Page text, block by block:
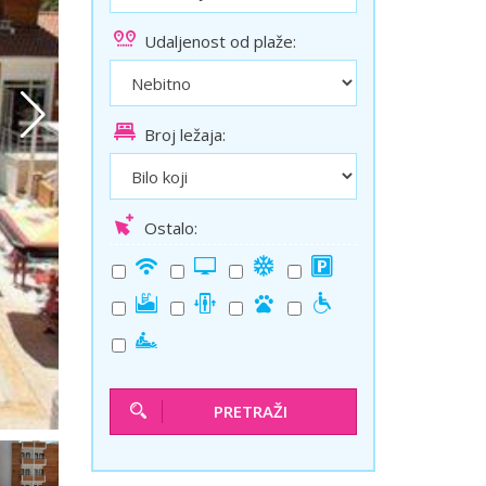
Solun polazak iz Niša
Temišvar polazak iz Niša
Udaljenost od plaže:
Broj ležaja:
Ostalo:
PRETRAŽI